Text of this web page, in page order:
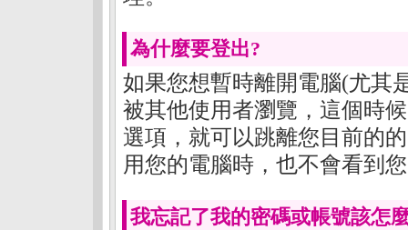
為什麼要登出?
如果您想暫時離開電腦(尤其
被其他使用者瀏覽，這個時
選項，就可以跳離您目前的
用您的電腦時，也不會看到
我忘記了我的密碼或帳號該怎